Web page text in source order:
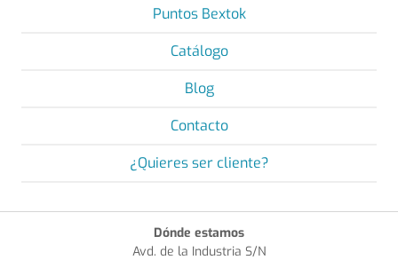
Puntos Bextok
Catálogo
Blog
Contacto
¿Quieres ser cliente?
Dónde estamos
Avd. de la Industria S/N